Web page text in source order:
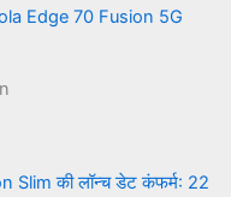
Edge 70 Fusion 5G
Slim की लॉन्च डेट कंफर्म: 22